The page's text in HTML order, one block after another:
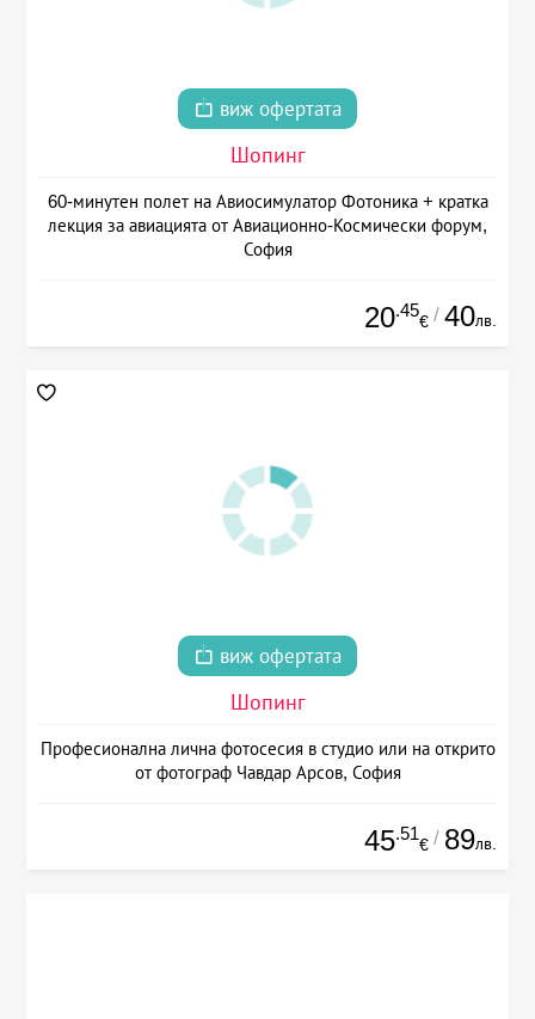
виж офертата
Шопинг
60-минутен полет на Авиосимулатор Фотоника + кратка
лекция за авиацията от Авиационно-Космически форум,
София
20.45
€ / 40лв.
виж офертата
Шопинг
Професионална лична фотосесия в студио или на открито
от фотограф Чавдар Арсов, София
45.51
€ / 89лв.